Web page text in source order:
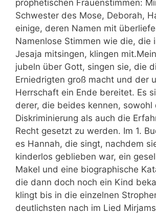
prophetischen Frauenstimmen:
Schwester des Mose, Deborah,
einige, deren Namen mit
Namenlose Stimmen wie die, die
Jesaja mitsingen, klingen
jubeln über Gott, singen sie, die
Erniedrigten groß macht und der
Herrschaft ein Ende bereitet. Es
derer, die beides kennen, sowohl
Diskriminierung als auch die
Recht gesetzt zu werden. Im 1.
es Hannah, die singt, nachdem
kinderlos geblieben war, ein
Makel und eine biographische
die dann doch noch ein Kind
klingt bis in die einzelnen
deutlichsten nach im Lied